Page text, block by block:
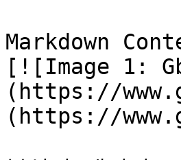
Markdown
[![Image 1:
(https://
(https://